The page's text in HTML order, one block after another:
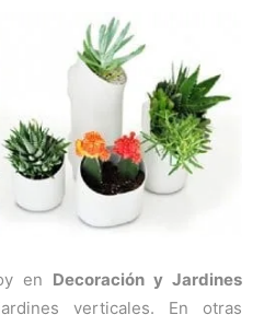
en Decoración y Jardines
verticales. En otras